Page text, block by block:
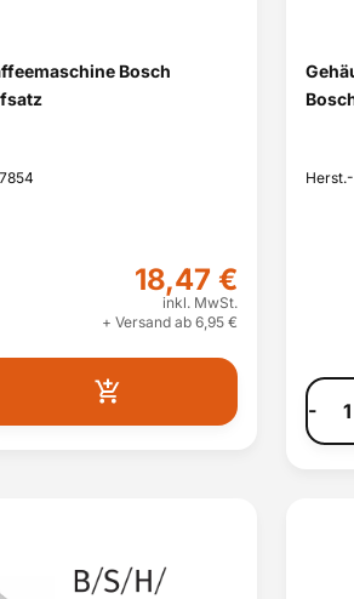
Bosch
18,47 €
inkl. MwSt.
+ Versand ab 6,95 €
Herst.-
-